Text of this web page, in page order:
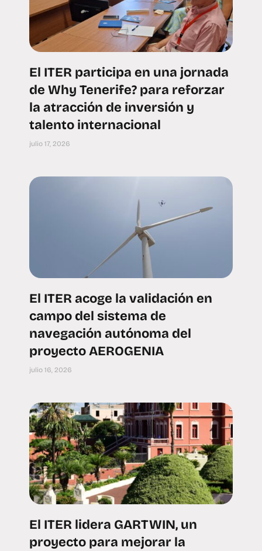
El ITER participa en una jornada
de Why Tenerife? para reforzar
la atracción de inversión y
talento internacional
julio 17, 2026
El ITER acoge la validación en
campo del sistema de
navegación autónoma del
proyecto AEROGENIA
julio 16, 2026
El ITER lidera GARTWIN, un
proyecto para mejorar la